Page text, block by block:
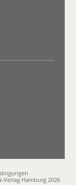
Verlag Hamburg 2026